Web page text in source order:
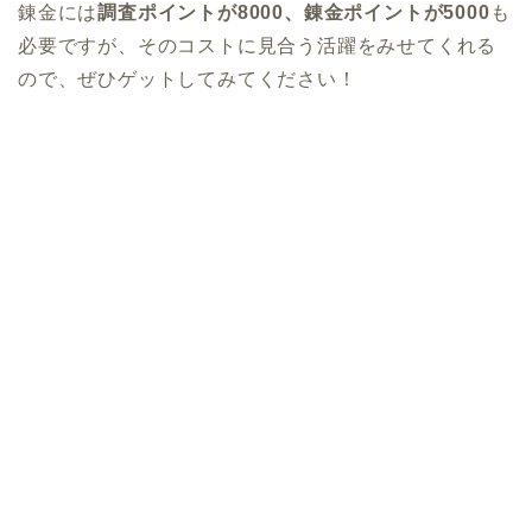
錬金には調査ポイントが8000、錬金ポイントが5000 も
必要ですが、そのコストに見合う活躍をみせてくれる
ので、ぜひゲットしてみてください！